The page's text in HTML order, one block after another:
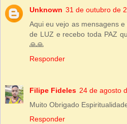
Unknown 31 de outubro de
Aqui eu vejo as mensagens
de LUZ e recebo toda PAZ
🙏🙏
Responder
Filipe Fideles 24 de agosto
Muito Obrigado
Responder